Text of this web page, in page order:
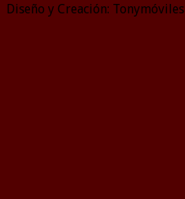
Diseño y Creación: Tonymóviles